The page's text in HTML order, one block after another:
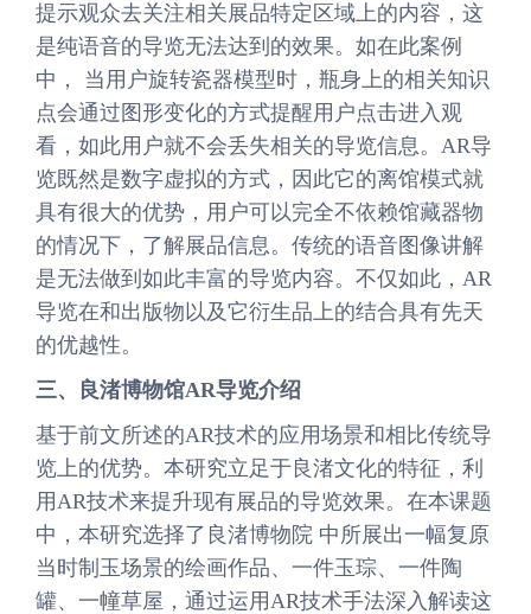
提示观众去关注相关展品特定区域上的内容，这
是纯语音的导览无法达到的效果。如在此案例
中， 当用户旋转瓷器模型时，瓶身上的相关知识
点会通过图形变化的方式提醒用户点击进入观
看，如此用户就不会丢失相关的导览信息。AR导
览既然是数字虚拟的方式，因此它的离馆模式就
具有很大的优势，用户可以完全不依赖馆藏器物
的情况下，了解展品信息。传统的语音图像讲解
是无法做到如此丰富的导览内容。不仅如此，AR
导览在和出版物以及它衍生品上的结合具有先天
的优越性。
三、良渚博物馆AR导览介绍
基于前文所述的AR技术的应用场景和相比传统导
览上的优势。本研究立足于良渚文化的特征，利
用AR技术来提升现有展品的导览效果。在本课题
中，本研究选择了良渚博物院 中所展出一幅复原
当时制玉场景的绘画作品、一件玉琮、一件陶
罐、一幢草屋，通过运用AR技术手法深入解读这